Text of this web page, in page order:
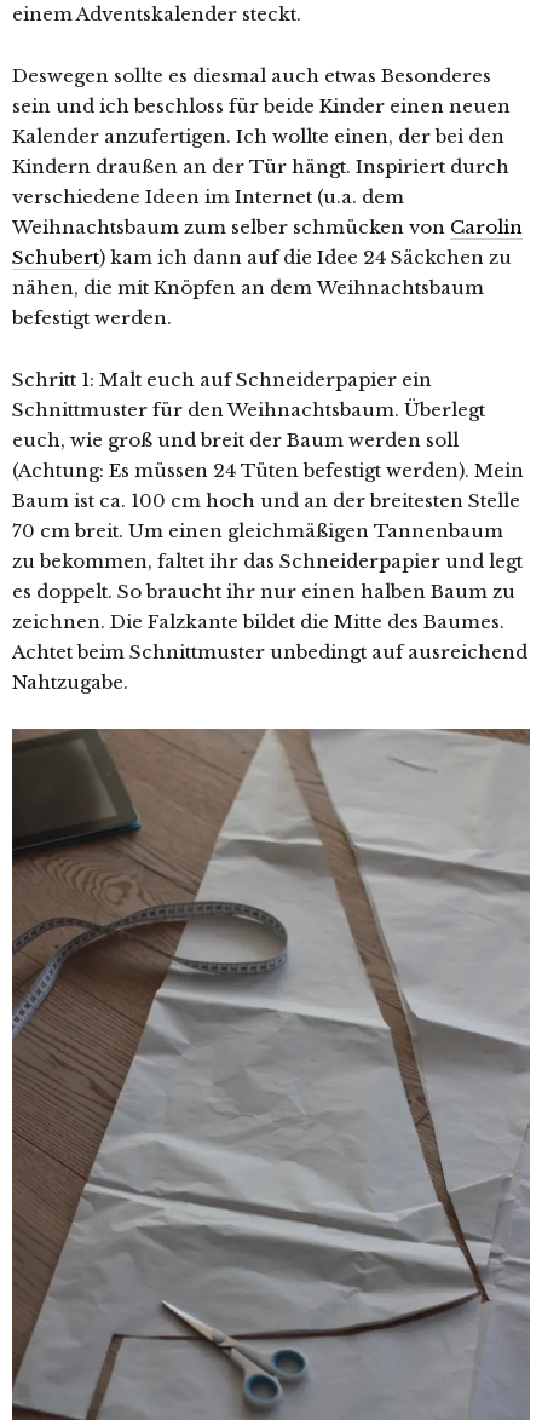
einem Adventskalender steckt.
Deswegen sollte es diesmal auch etwas Besonderes
sein und ich beschloss für beide Kinder einen neuen
Kalender anzufertigen. Ich wollte einen, der bei den
Kindern draußen an der Tür hängt. Inspiriert durch
verschiedene Ideen im Internet (u.a. dem
Weihnachtsbaum zum selber schmücken von Carolin
Schubert) kam ich dann auf die Idee 24 Säckchen zu
nähen, die mit Knöpfen an dem Weihnachtsbaum
befestigt werden.
Schritt 1: Malt euch auf Schneiderpapier ein
Schnittmuster für den Weihnachtsbaum. Überlegt
euch, wie groß und breit der Baum werden soll
(Achtung: Es müssen 24 Tüten befestigt werden). Mein
Baum ist ca. 100 cm hoch und an der breitesten Stelle
70 cm breit. Um einen gleichmäßigen Tannenbaum
zu bekommen, faltet ihr das Schneiderpapier und legt
es doppelt. So braucht ihr nur einen halben Baum zu
zeichnen. Die Falzkante bildet die Mitte des Baumes.
Achtet beim Schnittmuster unbedingt auf ausreichend
Nahtzugabe.